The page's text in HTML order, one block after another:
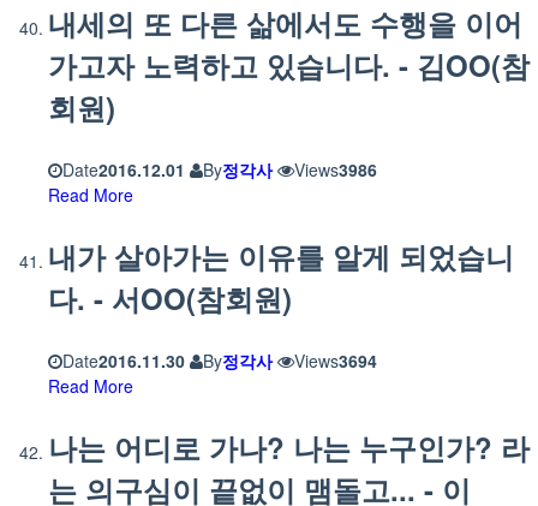
내세의 또 다른 삶에서도 수행을 이어
가고자 노력하고 있습니다. - 김OO(참
회원)
Date2016.12.01 By정각사 Views3986
Read More
내가 살아가는 이유를 알게 되었습니
다. - 서OO(참회원)
Date2016.11.30 By정각사 Views3694
Read More
나는 어디로 가나? 나는 누구인가? 라
는 의구심이 끝없이 맴돌고... - 이